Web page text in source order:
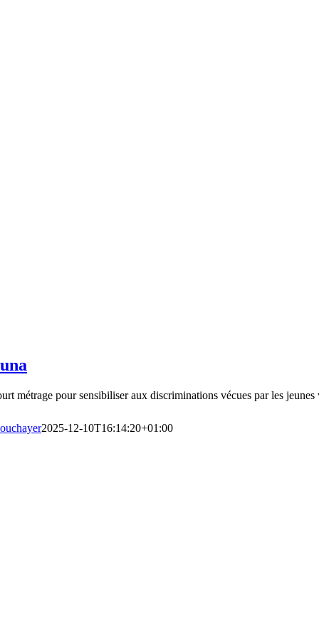
métrage pour sensibiliser aux discriminations vécues par les
2025-12-10T16:14:20+01:00